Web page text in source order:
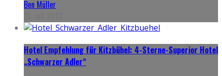
Ben Müller
Hotel Empfehlung für Kitzbühel: 4-Sterne-Superior Hotel
„Schwarzer Adler“